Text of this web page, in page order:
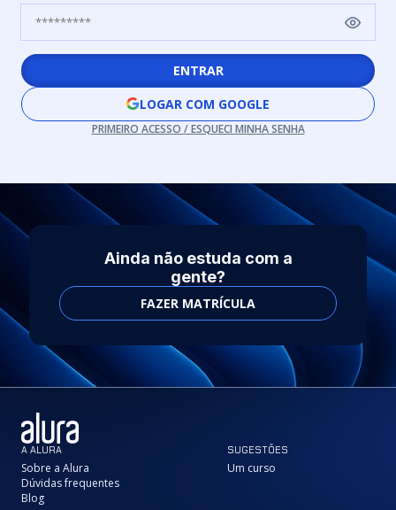
ENTRAR
LOGAR COM GOOGLE
PRIMEIRO ACESSO / ESQUECI MINHA SENHA
Ainda não estuda com a
gente?
FAZER MATRÍCULA
A ALURA
Sobre a Alura
Dúvidas frequentes
Blog
SUGESTÕES
Um curso